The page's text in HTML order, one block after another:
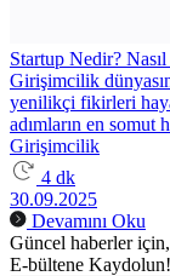
Startup Nedir?
Girişimcilik
yenilikçi fikirleri
adımların en somut
Girişimcilik
4 dk
30.09.2025
Devamını Oku
Güncel haberler için,
E-bültene Kaydolun!